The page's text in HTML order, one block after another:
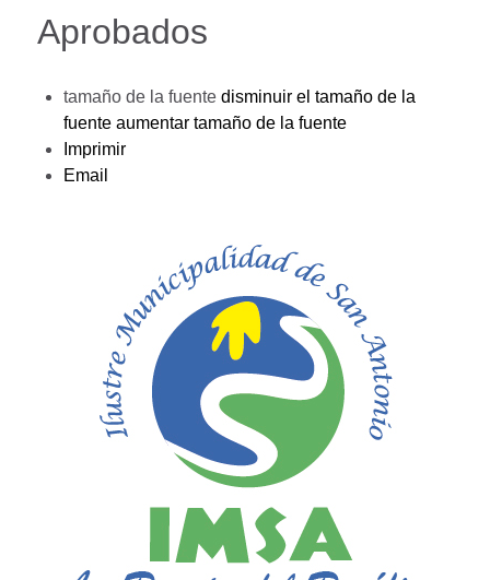
Aprobados
tamaño de la fuente disminuir el tamaño de la
fuente aumentar tamaño de la fuente
Imprimir
Email